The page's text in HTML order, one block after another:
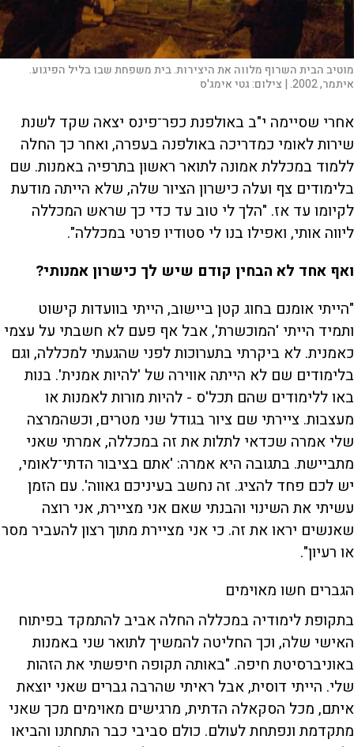
מוטיב הבית השרוף מלווה את היצירות. בית משפחת שבו בליל הפיגוע.
איתמר, 2002. |
צילום:גטי אימג'ס
אחרי שסיימה י"ב באולפנת כפר־פינס יצאה שקד לשנת
שירות לאומי כמדריכה באולפנה בעפרה, ואחר כך החלה
ללמוד במכללת אמונה לתואר ראשון בתרפיה באמנות. שם
בלימודים צף ועלה כישרון הציור שלה, שלא הייתה מודעת
לקיומו עד אז. "הלך לי טוב עד כדי כך שראש המכללה
ליווה אותי, ואפילו בנו לי סטודיו פרטי במכללה".
ואף אחד לא הבחין קודם שיש לך כישרון אמנותי?
"הייתי אומנם בחוג קטן ביישוב, הייתי בוועדות קישוט
ותמיד הייתי 'המוכשרת', אבל אף פעם לא חשבתי על עצמי
כאמנית. לא ביקרתי בתערוכות לפני שהגעתי למכללה, וגם
בלימודים שם לא הייתה אווירה של 'להיות אמנית'. בנות
באו ללימודים שהם תכל'ס - להיות מורות לאמנות או
מעצבות. ציירתי שם ציור בגודל שני מטרים, וכשהמרצה
שלי אמרה שכדאי לתלות את זה במכללה, אמרתי שאני
מתביישת. בתגובה היא אמרה: 'אתם בציבור הדתי־לאומי,
יש לכם פחד להציג. זה נחשב בעיניכם גאווה'. עם הזמן
עשיתי את השינוי והבנתי שאם אני מציירת, אני רוצה
שאנשים יראו את זה. כי אני מציירת מתוך רצון להעביר מסר
או רעיון".
הגברים חשו מאוימים
בתקופת לימודיה במכללה החלה אביב להתמקד בפיתוח
האישי שלה, וכך החליטה להמשיך לתואר שני באמנות
באוניברסיטת חיפה. "באותה תקופה חיפשתי את הזהות
שלי. הייתי דוסית, אבל ראיתי שהרבה גברים שאני יוצאת
איתם, מכל הסקאלה הדתית, מרגישים מאוימים מכך שאני
מתקדמת ונפתחת לעולם. כולם סביבי כבר התחתנו והביאו